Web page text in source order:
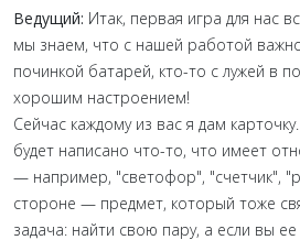
Ведущий: Итак, первая игра для нас
мы знаем, что с нашей работой
починкой батарей, кто-то с лужей в
хорошим настроением!
Сейчас каждому из вас я дам
будет написано что-то, что имеет
— например, "светофор", "счетчик",
стороне — предмет, который тоже
задача: найти свою пару, а если вы